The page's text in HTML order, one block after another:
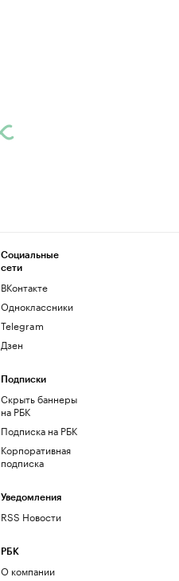
Социальные
сети
ВКонтакте
Одноклассники
Telegram
Дзен
Подписки
Скрыть баннеры
на РБК
Подписка на РБК
Корпоративная
подписка
Уведомления
RSS Новости
РБК
О компании